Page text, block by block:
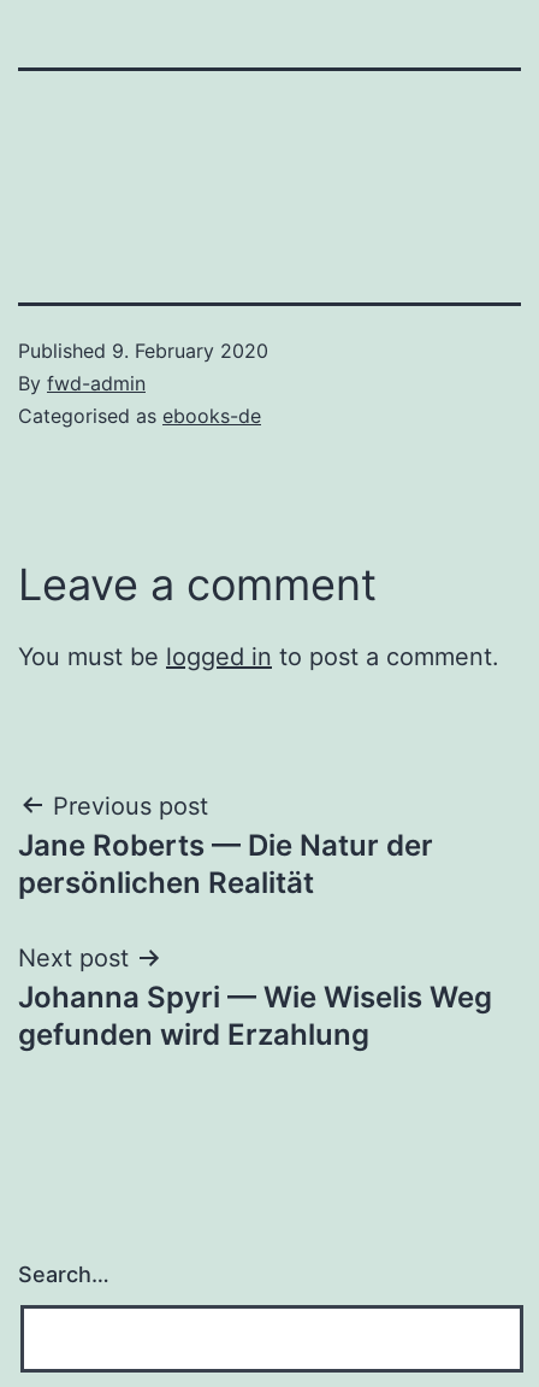
Published 9. February 2020
By fwd-admin
Categorised as ebooks-de
Leave a comment
You must be logged in to post a comment.
Post
navigation
Previous post
Jane Roberts — Die Natur der
persönlichen Realität
Next post
Johanna Spyri — Wie Wiselis Weg
gefunden wird Erzahlung
Search…